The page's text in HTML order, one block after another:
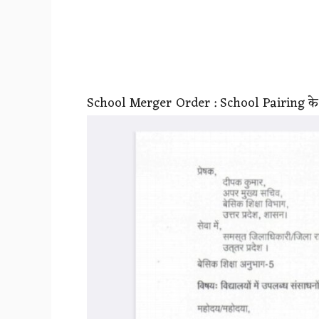
School Merger Order : School Pairing